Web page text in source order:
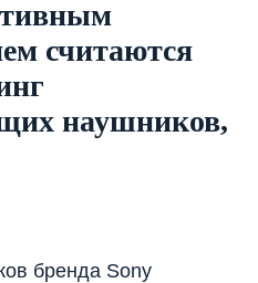
считаются
наушников,
бренда Sony